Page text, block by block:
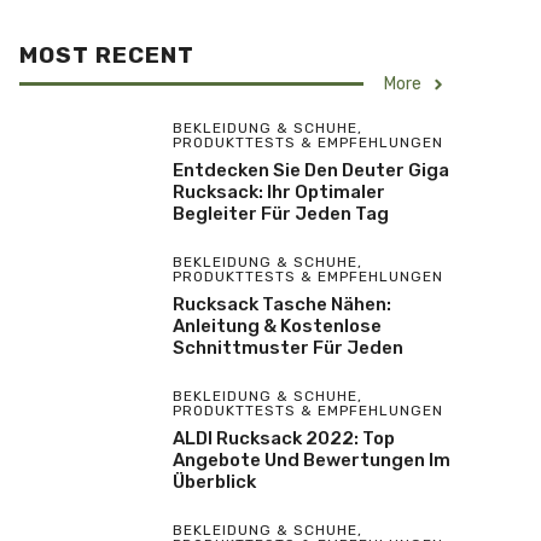
MOST RECENT
More
BEKLEIDUNG & SCHUHE,
PRODUKTTESTS & EMPFEHLUNGEN
Entdecken Sie Den Deuter Giga
Rucksack: Ihr Optimaler
Begleiter Für Jeden Tag
BEKLEIDUNG & SCHUHE,
PRODUKTTESTS & EMPFEHLUNGEN
Rucksack Tasche Nähen:
Anleitung & Kostenlose
Schnittmuster Für Jeden
BEKLEIDUNG & SCHUHE,
PRODUKTTESTS & EMPFEHLUNGEN
ALDI Rucksack 2022: Top
Angebote Und Bewertungen Im
Überblick
BEKLEIDUNG & SCHUHE,